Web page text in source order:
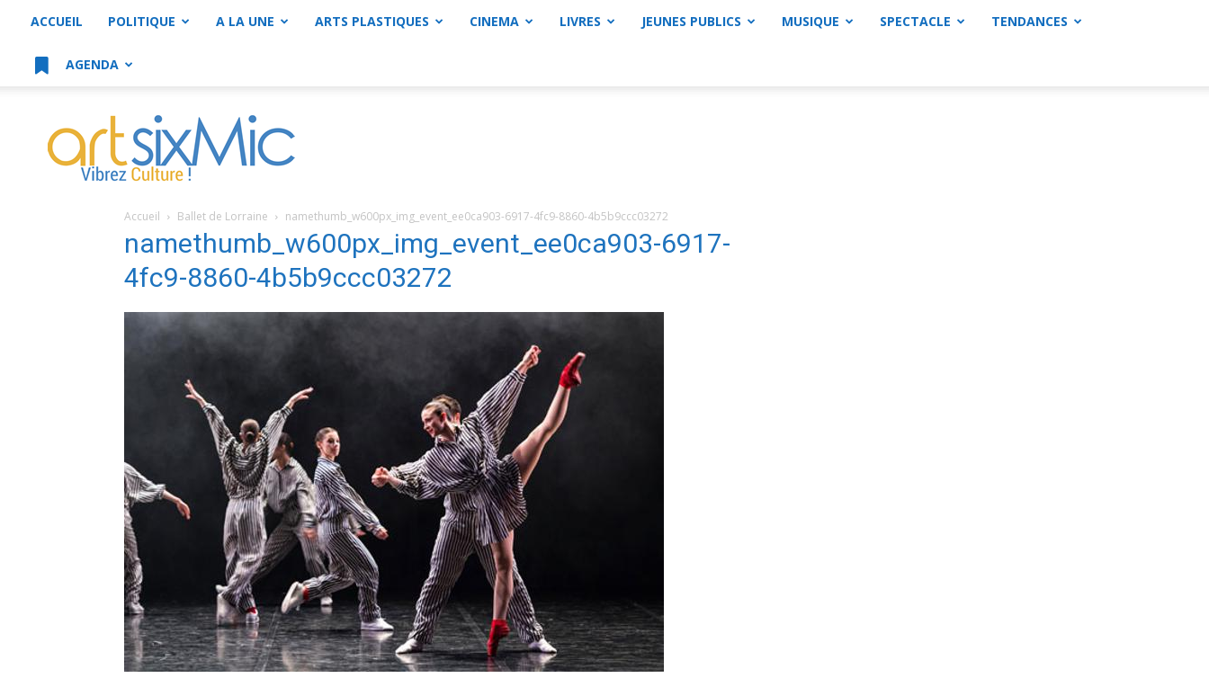
ACCUEIL POLITIQUE A LA UNE ARTS PLASTIQUES CINEMA LIVRES JEUNES PUBLICS MUSIQUE SPECTACLE TENDANCES
AGENDA
artsixMic
Accueil Ballet de Lorraine namethumb_w600px_img_event_ee0ca903-6917-4fc9-8860-4b5b9ccc03272
namethumb_w600px_img_event_ee0ca903-6917-
4fc9-8860-4b5b9ccc03272